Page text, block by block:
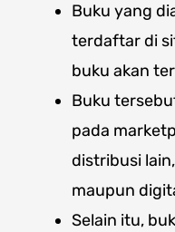
Buku yang
terdaftar di
buku akan
Buku
pada
distribusi
maupun
Selain itu,